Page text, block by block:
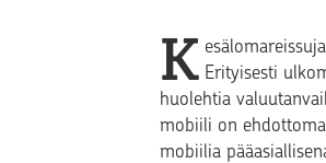
K Erityisesti
huolehtia
mobiili on
mobiilia